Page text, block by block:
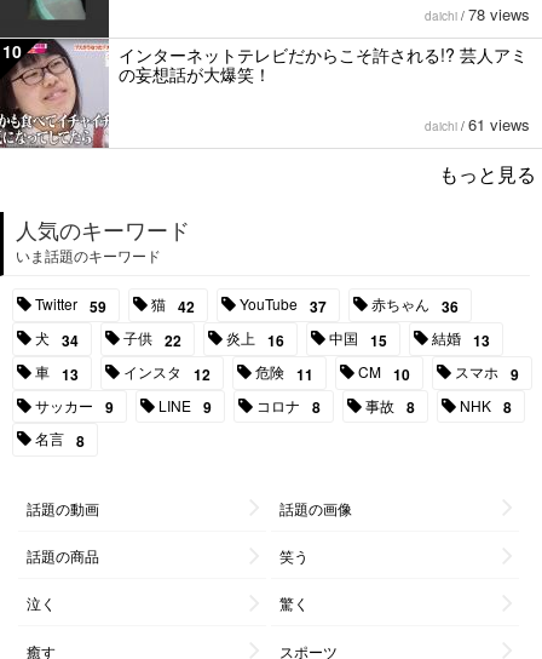
daichi / 78 views
10
インターネットテレビだからこそ許される!? 芸人アミ
の妄想話が大爆笑！
daichi / 61 views
もっと見る
人気のキーワード
いま話題のキーワード
Twitter 59 猫 42 YouTube 37 赤ちゃん 36
犬 34 子供 22 炎上 16 中国 15 結婚 13
車 13 インスタ 12 危険 11 CM 10 スマホ 9
サッカー 9 LINE 9 コロナ 8 事故 8 NHK 8
名言 8
話題の動画 話題の画像
話題の商品 笑う
泣く 驚く
癒す スポーツ